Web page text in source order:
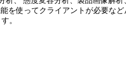
を使ってクライアントが必要な
。